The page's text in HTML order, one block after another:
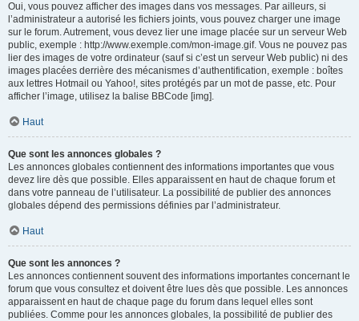
Oui, vous pouvez afficher des images dans vos messages. Par ailleurs, si
l’administrateur a autorisé les fichiers joints, vous pouvez charger une image
sur le forum. Autrement, vous devez lier une image placée sur un serveur Web
public, exemple : http://www.exemple.com/mon-image.gif. Vous ne pouvez pas
lier des images de votre ordinateur (sauf si c’est un serveur Web public) ni des
images placées derrière des mécanismes d’authentification, exemple : boîtes
aux lettres Hotmail ou Yahoo!, sites protégés par un mot de passe, etc. Pour
afficher l’image, utilisez la balise BBCode [img].
Haut
Que sont les annonces globales ?
Les annonces globales contiennent des informations importantes que vous
devez lire dès que possible. Elles apparaissent en haut de chaque forum et
dans votre panneau de l’utilisateur. La possibilité de publier des annonces
globales dépend des permissions définies par l’administrateur.
Haut
Que sont les annonces ?
Les annonces contiennent souvent des informations importantes concernant le
forum que vous consultez et doivent être lues dès que possible. Les annonces
apparaissent en haut de chaque page du forum dans lequel elles sont
publiées. Comme pour les annonces globales, la possibilité de publier des